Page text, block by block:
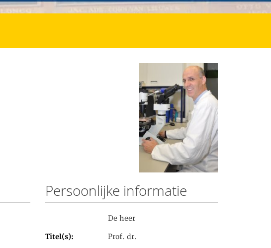
Persoonlijke informatie
De heer
Titel(s) Prof. dr.